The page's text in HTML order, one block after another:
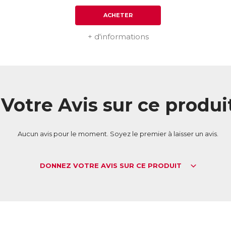
ACHETER
+ d'informations
Votre Avis sur ce
Aucun avis pour le moment. Soyez le premier à laisser un avis.
DONNEZ VOTRE AVIS SUR CE PRODUIT